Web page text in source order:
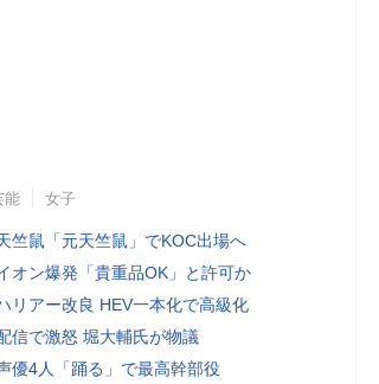
能 女子
竺鼠「元天竺鼠」でKOC出場へ
オン爆発「貴重品OK」と許可か
リアー改良 HEV一本化で高級化
信で激怒 堀大輔氏が物議
優4人「踊る」で最高幹部役